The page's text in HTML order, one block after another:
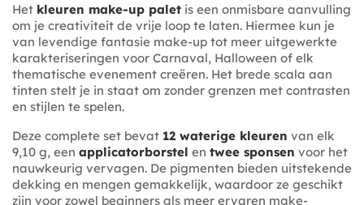
Het kleuren make-up palet is een onmisbare aanvulling
om je creativiteit de vrije loop te laten. Hiermee kun je
van levendige fantasie make-up tot meer uitgewerkte
karakteriseringen voor Carnaval, Halloween of elk
thematische evenement creëren. Het brede scala aan
tinten stelt je in staat om zonder grenzen met contrasten
en stijlen te spelen.
Deze complete set bevat 12 waterige kleuren van elk
9,10 g, een applicatorborstel en twee sponsen voor het
nauwkeurig vervagen. De pigmenten bieden uitstekende
dekking en mengen gemakkelijk, waardoor ze geschikt
zijn voor zowel beginners als meer ervaren make-